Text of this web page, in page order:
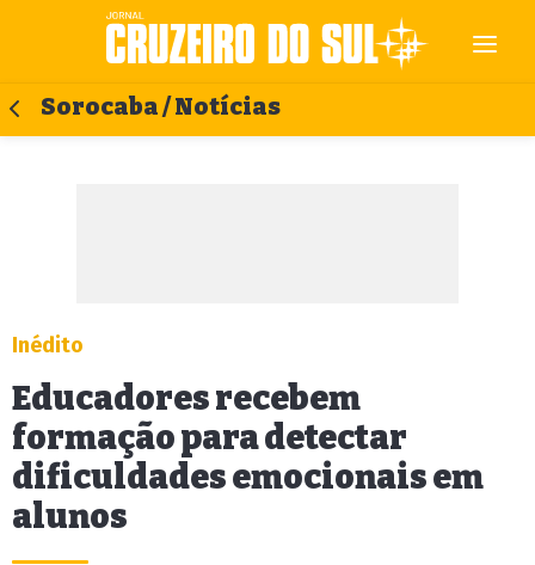
Sorocaba / Notícias
Inédito
Educadores recebem
formação para detectar
dificuldades emocionais em
alunos